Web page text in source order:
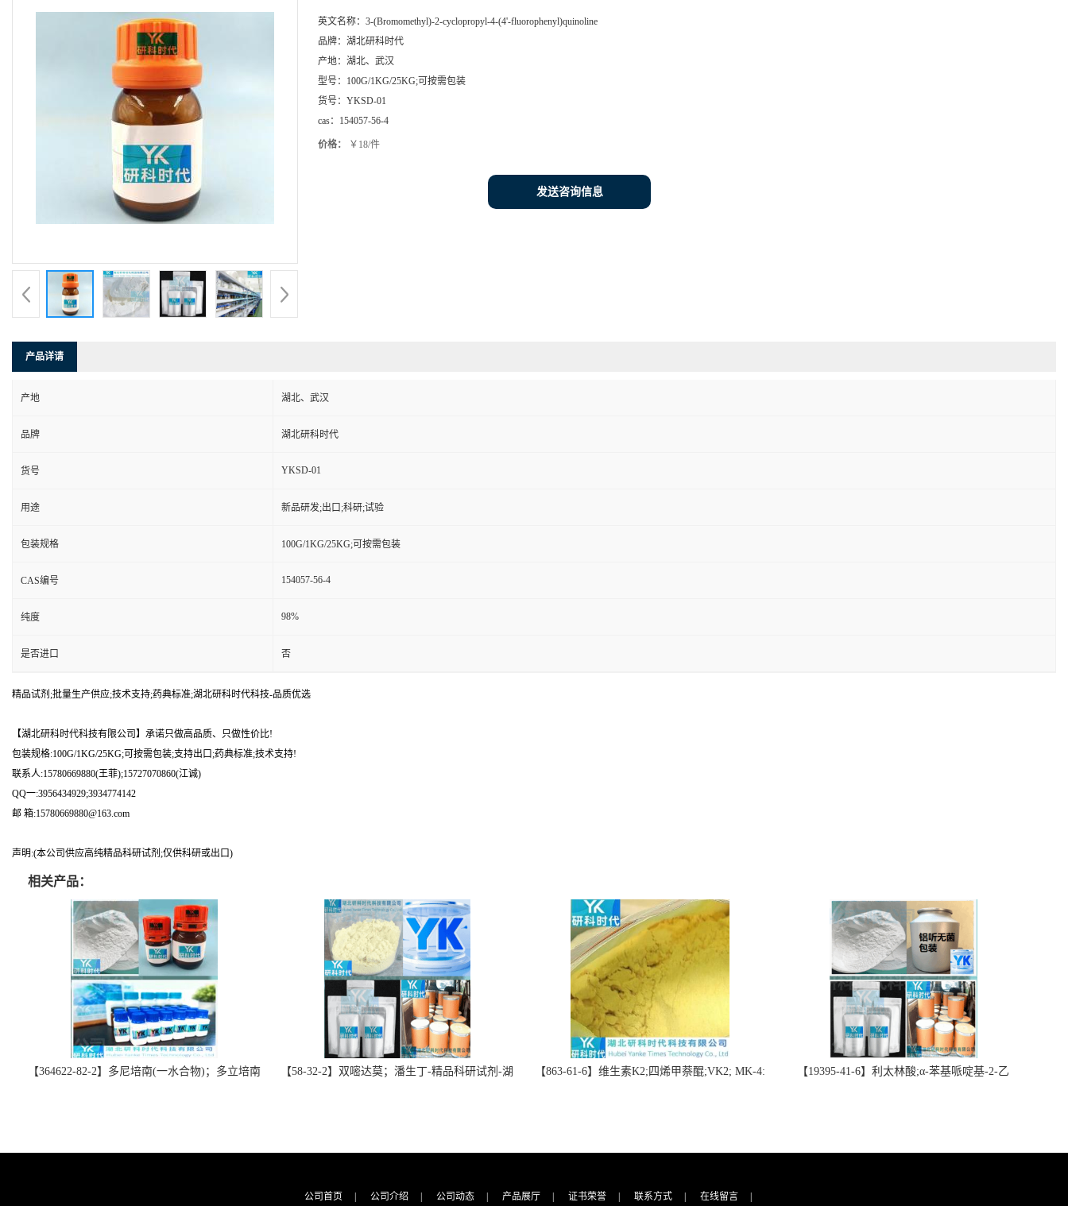
英文名称： 3-(Bromomethyl)-2-cyclopropyl-4-(4'-fluorophenyl)quinoline
品牌： 湖北研科时代
产地： 湖北、武汉
型号： 100G/1KG/25KG;可按需包装
货号： YKSD-01
cas： 154057-56-4
价格： ￥18/件
发送咨询信息
产品详请
产地 湖北、武汉
品牌 湖北研科时代
货号 YKSD-01
用途 新品研发;出口;科研;试验
包装规格 100G/1KG/25KG;可按需包装
CAS编号 154057-56-4
纯度 98%
是否进口 否
精品试剂;批量生产供应;技术支持;药典标准;湖北研科时代科技-品质优选
【湖北研科时代科技有限公司】承诺只做高品质、只做性价比!
包装规格:100G/1KG/25KG;可按需包装;支持出口;药典标准;技术支持!
联系人:15780669880(王菲);15727070860(江诚)
QQ一:3956434929;3934774142
邮 箱:15780669880@163.com
声明:(本公司供应高纯精品科研试剂;仅供科研或出口)
相关产品：
【364622-82-2】多尼培南(一水合物)；多立培南
【58-32-2】双嘧达莫；潘生丁-精品科研试剂-湖
【863-61-6】维生素K2;四烯甲萘醌;VK2; MK-4:
【19395-41-6】利太林酸;α-苯基哌啶基-2-乙
公司首页 公司介绍 公司动态 产品展厅 证书荣誉 联系方式 在线留言